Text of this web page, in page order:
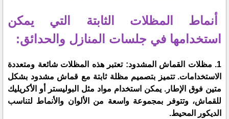
أنماط المظلات الثابتة التي يمكن
استخدامها في جلسات المنازل والحدائق:
1. مظلات القماش المشدود: تعتبر هذه المظلات شائعة ومتعددة
الاستخدامات. تتميز بتصميم مظلة ثابتة مع قماش مشدود بشكل
متين فوق الإطار. يمكن استخدام مواد مثل البوليستر أو الأكريليك
للقماش، وتتوفر بمجموعة واسعة من الألوان والأنماط لتناسب
الديكور المحيط.